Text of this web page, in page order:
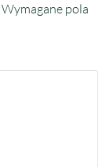
Wymagane pola